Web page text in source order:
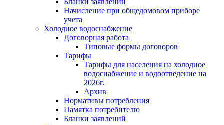
Бланки заявлений
Начисление при общедомовом приборе
учета
Холодное водоснабжение
Договорная работа
Типовые формы договоров
Тарифы
Тарифы для населения на холодное
водоснабжение и водоотведение на
2026г.
Архив
Нормативы потребления
Памятка потребителю
Бланки заявлений